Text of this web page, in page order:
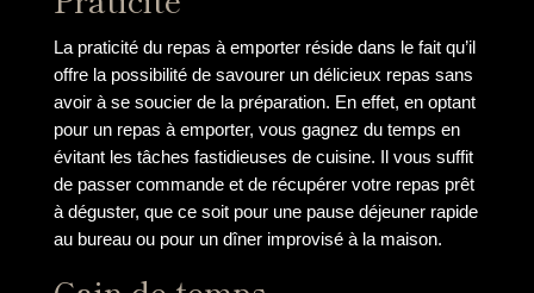
La praticité du repas à emporter réside dans le fait qu’il
offre la possibilité de savourer un délicieux repas sans
avoir à se soucier de la préparation. En effet, en optant
pour un repas à emporter, vous gagnez du temps en
évitant les tâches fastidieuses de cuisine. Il vous suffit
de passer commande et de récupérer votre repas prêt
à déguster, que ce soit pour une pause déjeuner rapide
au bureau ou pour un dîner improvisé à la maison.